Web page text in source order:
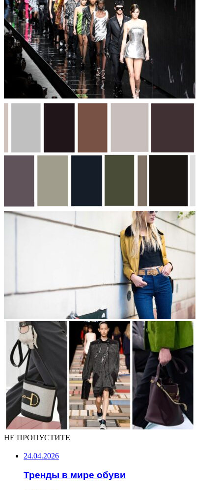
НЕ ПРОПУСТИТЕ
24.04.2026
Тренды в мире обуви